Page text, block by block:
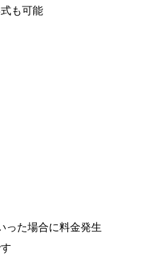
も可能
った場合に料金発生